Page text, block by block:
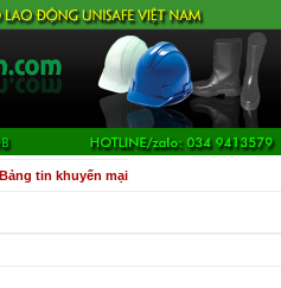
Bảng tin khuyến mại